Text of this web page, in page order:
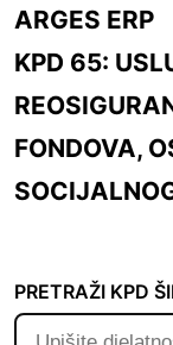
ARGES ERP
KPD 65:
FONDOVA,
PRETRAŽI KPD